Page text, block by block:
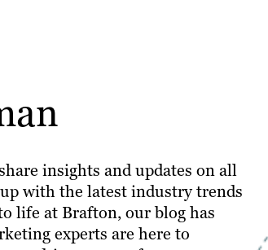
insights and updates on all
with the latest industry trends
life at Brafton, our blog has
experts are here to